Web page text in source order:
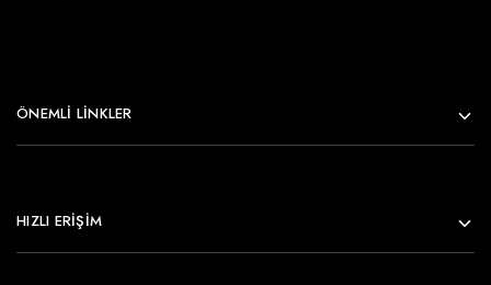
ÖNEMLI LINKLER
HIZLI ERİŞİM